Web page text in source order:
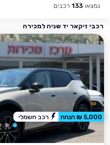
נמצאו 133 רכבים
רכבי זיקאר יד שניה למכירה
5,000 ₪ הנחה רכב חשמלי